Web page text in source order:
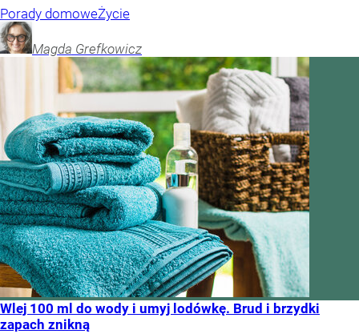
Porady domoweŻycie
Magda Grefkowicz
Wlej 100 ml do wody i umyj lodówkę. Brud i brzydki
zapach znikną